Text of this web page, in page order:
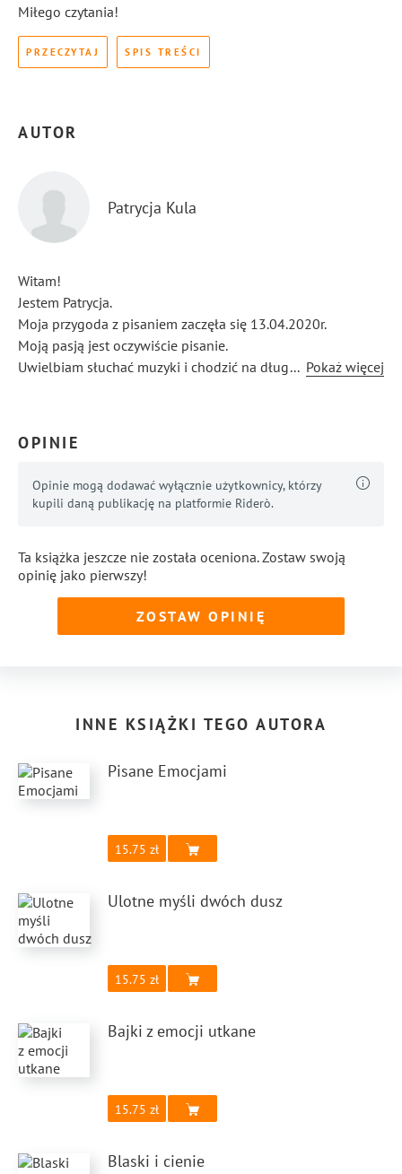
Miłego czytania!
PRZECZYTAJ SPIS TREŚCI
AUTOR
Patrycja Kula
Witam!
Jestem Patrycja.
Moja przygoda z pisaniem zaczęła się 13.04.2020r.
Moją pasją jest oczywiście pisanie.
Uwielbiam słuchać muzyki i chodzić na długie spacery.
... Pokaż więcej
OPINIE
Opinie mogą dodawać wyłącznie użytkownicy, którzy
kupili daną publikację na platformie Riderò.
Ta książka jeszcze nie została oceniona. Zostaw swoją
opinię jako pierwszy!
ZOSTAW OPINIĘ
INNE KSIĄŻKI TEGO AUTORA
Pisane Emocjami
15.75
Ulotne myśli dwóch dusz
15.75
Bajki z emocji utkane
15.75
Blaski i cienie